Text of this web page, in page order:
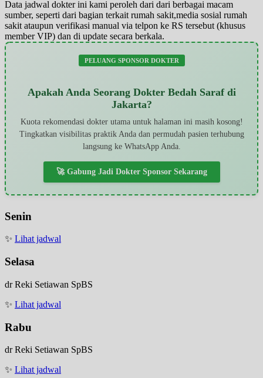
Data jadwal dokter ini kami peroleh dari dari berbagai macam
sumber, seperti dari bagian terkait rumah sakit,media sosial rumah
sakit ataupun verifikasi manual via telpon ke RS tersebut (khusus
member VIP) dan di update secara berkala.
PELUANG SPONSOR DOKTER
Apakah Anda Seorang Dokter Bedah Saraf di
Jakarta?
Kuota rekomendasi dokter utama untuk halaman ini masih kosong!
Tingkatkan visibilitas praktik Anda dan permudah pasien terhubung
langsung ke WhatsApp Anda.
🚀 Gabung Jadi Dokter Sponsor Sekarang
Senin
✨ Lihat jadwal
Selasa
dr Reki Setiawan SpBS
✨ Lihat jadwal
Rabu
dr Reki Setiawan SpBS
✨ Lihat jadwal